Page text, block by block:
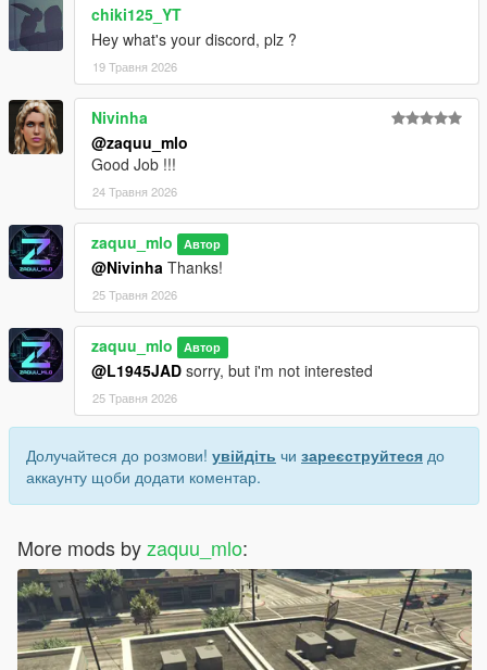
chiki125_YT
Hey what's your discord, plz ?
19 Травня 2026
Nivinha
@zaquu_mlo
Good Job !!!
24 Травня 2026
zaquu_mlo Автор
@Nivinha Thanks!
25 Травня 2026
zaquu_mlo Автор
@L1945JAD sorry, but i'm not interested
25 Травня 2026
Долучайтеся до розмови! увійдіть чи зареєструйтеся до
аккаунту щоби додати коментар.
More mods byzaquu_mlo: